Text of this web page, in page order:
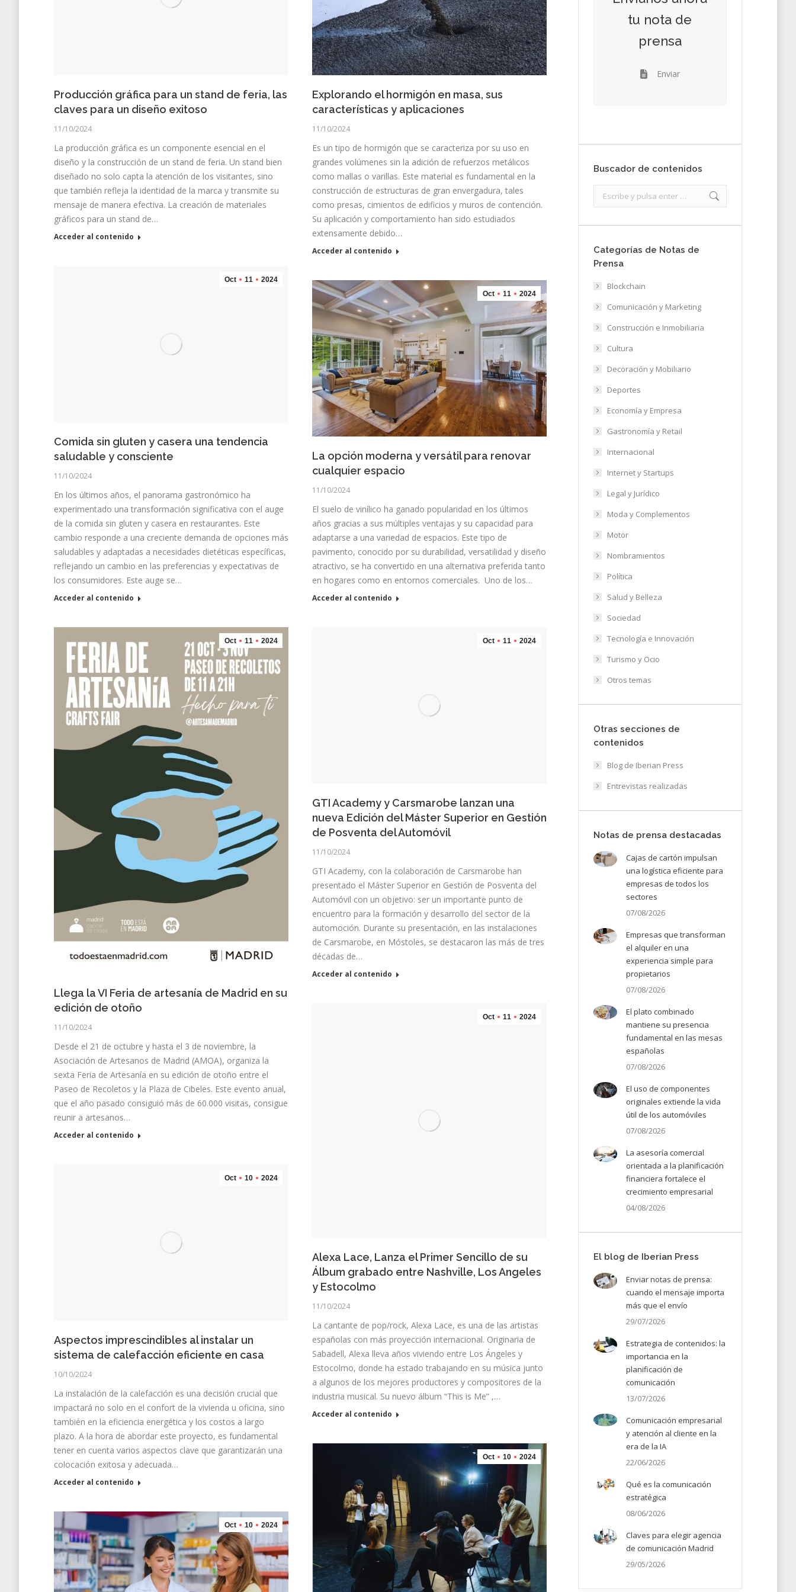
Producción gráfica para un stand de feria, las
claves para un diseño exitoso
11/10/2024
La producción gráfica es un componente esencial en el
diseño y la construcción de un stand de feria. Un stand bien
diseñado no solo capta la atención de los visitantes, sino
que también refleja la identidad de la marca y transmite su
mensaje de manera efectiva. La creación de materiales
gráficos para un stand de…
Acceder al contenido
Explorando el hormigón en masa, sus
características y aplicaciones
11/10/2024
Es un tipo de hormigón que se caracteriza por su uso en
grandes volúmenes sin la adición de refuerzos metálicos
como mallas o varillas. Este material es fundamental en la
construcción de estructuras de gran envergadura, tales
como presas, cimientos de edificios y muros de contención.
Su aplicación y comportamiento han sido estudiados
extensamente debido…
Acceder al contenido
Oct 11 2024
Comida sin gluten y casera una tendencia
saludable y consciente
11/10/2024
En los últimos años, el panorama gastronómico ha
experimentado una transformación significativa con el auge
de la comida sin gluten y casera en restaurantes. Este
cambio responde a una creciente demanda de opciones más
saludables y adaptadas a necesidades dietéticas específicas,
reflejando un cambio en las preferencias y expectativas de
los consumidores. Este auge se…
Acceder al contenido
Oct 11 2024
La opción moderna y versátil para renovar
cualquier espacio
11/10/2024
El suelo de vinílico ha ganado popularidad en los últimos
años gracias a sus múltiples ventajas y su capacidad para
adaptarse a una variedad de espacios. Este tipo de
pavimento, conocido por su durabilidad, versatilidad y diseño
atractivo, se ha convertido en una alternativa preferida tanto
en hogares como en entornos comerciales. Uno de los…
Acceder al contenido
Oct 11 2024
Llega la VI Feria de artesanía de Madrid en su
edición de otoño
11/10/2024
Desde el 21 de octubre y hasta el 3 de noviembre, la
Asociación de Artesanos de Madrid (AMOA), organiza la
sexta Feria de Artesanía en su edición de otoño entre el
Paseo de Recoletos y la Plaza de Cibeles. Este evento anual,
que el año pasado consiguió más de 60.000 visitas, consigue
reunir a artesanos…
Acceder al contenido
Oct 11 2024
GTI Academy y Carsmarobe lanzan una
nueva Edición del Máster Superior en Gestión
de Posventa del Automóvil
11/10/2024
GTI Academy, con la colaboración de Carsmarobe han
presentado el Máster Superior en Gestión de Posventa del
Automóvil con un objetivo: ser un importante punto de
encuentro para la formación y desarrollo del sector de la
automoción. Durante su presentación, en las instalaciones
de Carsmarobe, en Móstoles, se destacaron las más de tres
décadas de…
Acceder al contenido
Oct 11 2024
Alexa Lace, Lanza el Primer Sencillo de su
Álbum grabado entre Nashville, Los Angeles
y Estocolmo
11/10/2024
La cantante de pop/rock, Alexa Lace, es una de las artistas
españolas con más proyección internacional. Originaria de
Sabadell, Alexa lleva años viviendo entre Los Ángeles y
Estocolmo, donde ha estado trabajando en su música junto
a algunos de los mejores productores y compositores de la
industria musical. Su nuevo álbum “This is Me” ,…
Acceder al contenido
Oct 10 2024
Aspectos imprescindibles al instalar un
sistema de calefacción eficiente en casa
10/10/2024
La instalación de la calefacción es una decisión crucial que
impactará no solo en el confort de la vivienda u oficina, sino
también en la eficiencia energética y los costos a largo
plazo. A la hora de abordar este proyecto, es fundamental
tener en cuenta varios aspectos clave que garantizarán una
colocación exitosa y adecuada…
Acceder al contenido
Oct 10 2024
Oct 10 2024
tu nota de
prensa
Enviar
Buscador de contenidos
Categorías de Notas de
Prensa
Blockchain
Comunicación y Marketing
Construcción e Inmobiliaria
Cultura
Decoración y Mobiliario
Deportes
Economía y Empresa
Gastronomía y Retail
Internacional
Internet y Startups
Legal y Jurídico
Moda y Complementos
Motor
Nombramientos
Política
Salud y Belleza
Sociedad
Tecnología e Innovación
Turismo y Ocio
Otros temas
Otras secciones de
contenidos
Blog de Iberian Press
Entrevistas realizadas
Notas de prensa destacadas
Cajas de cartón impulsan
una logística eficiente para
empresas de todos los
sectores
07/08/2026
Empresas que transforman
el alquiler en una
experiencia simple para
propietarios
07/08/2026
El plato combinado
mantiene su presencia
fundamental en las mesas
españolas
07/08/2026
El uso de componentes
originales extiende la vida
útil de los automóviles
07/08/2026
La asesoría comercial
orientada a la planificación
financiera fortalece el
crecimiento empresarial
04/08/2026
El blog de Iberian Press
Enviar notas de prensa:
cuando el mensaje importa
más que el envío
29/07/2026
Estrategia de contenidos: la
importancia en la
planificación de
comunicación
13/07/2026
Comunicación empresarial
y atención al cliente en la
era de la IA
22/06/2026
Qué es la comunicación
estratégica
08/06/2026
Claves para elegir agencia
de comunicación Madrid
29/05/2026